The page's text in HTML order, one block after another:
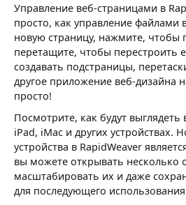
Управление веб-страницами в
просто, как управление файлами
новую страницу, нажмите, чтобы
перетащите, чтобы перестроить
создавать подстраницы,
другое приложение веб-дизайна
просто!
Посмотрите, как будут
iPad, iMac и других устройствах.
устройства в RapidWeaver
вы можете открывать несколько
масштабировать их и даже
для последующего